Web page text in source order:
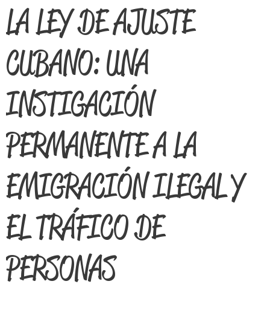
LA LEY DE AJUSTE
CUBANO: UNA
INSTIGACIÓN
PERMANENTE A LA
EMIGRACIÓN ILEGAL Y
EL TRÁFICO DE
PERSONAS